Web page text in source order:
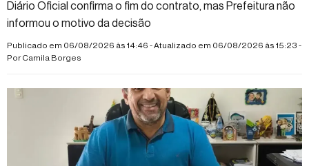
Diário Oficial confirma o fim do contrato, mas Prefeitura não
informou o motivo da decisão
Publicado em 06/08/2026 às 14:46 - Atualizado em 06/08/2026 às 15:23 -
PorCamila Borges